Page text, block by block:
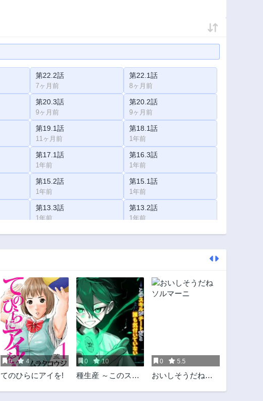
第22.2話
7ヶ月前
第22.1話
8ヶ月前
第20.3話
9ヶ月前
第20.2話
9ヶ月前
第19.1話
11ヶ月前
第18.1話
1年前
第17.1話
1年前
第16.3話
1年前
第15.2話
1年前
第15.1話
1年前
第13.3話
1年前
第13.2話
1年前
第12.1話 第11.3話
第8.3話
2年前
第8.2話
2年前
第7.1話
2年前
第7話
2年前
第6話
2年前
第5.3話
2年前
第4.2話
2年前
第4.1話
2年前
第3.1話 第3話
0 4
てのひらにアイを!
0 10
種生産 ～このスキ
0 5.5
おいしそうだねソ